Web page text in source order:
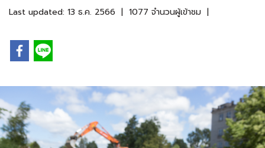
Last updated: 13 ธ.ค. 2566 | 1077 จำนวนผู้เข้าชม |